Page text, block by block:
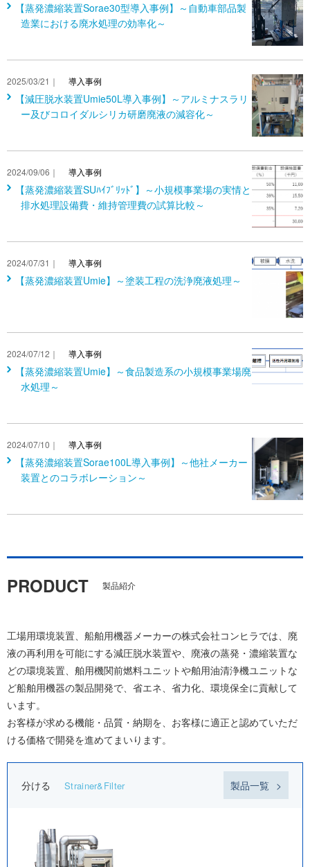
【蒸発濃縮装置Sorae30型導入事例】～自動車部品製
造業における廃水処理の効率化～
2025/03/21｜ 導入事例
【減圧脱水装置Umie50L導入事例】～アルミナスラリ
ー及びコロイダルシリカ研磨廃液の減容化～
2024/09/06｜ 導入事例
【蒸発濃縮装置SUﾊｲﾌﾞﾘｯﾄﾞ】～小規模事業場の実情と
排水処理設備費・維持管理費の試算比較～
2024/07/31｜ 導入事例
【蒸発濃縮装置Umie】～塗装工程の洗浄廃液処理～
2024/07/12｜ 導入事例
【蒸発濃縮装置Umie】～食品製造系の小規模事業場廃
水処理～
2024/07/10｜ 導入事例
【蒸発濃縮装置Sorae100L導入事例】～他社メーカー
装置とのコラボレーション～
PRODUCT 製品紹介
工場用環境装置、船舶用機器メーカーの株式会社コンヒラでは、廃
液の再利用を可能にする減圧脱水装置や、廃液の蒸発・濃縮装置な
どの環境装置、舶用機関前燃料ユニットや舶用油清浄機ユニットな
ど船舶用機器の製品開発で、省エネ、省力化、環境保全に貢献して
います。
お客様が求める機能・品質・納期を、お客様に適正と認めていただ
ける価格で開発を進めてまいります。
分ける Strainer&Filter 製品一覧